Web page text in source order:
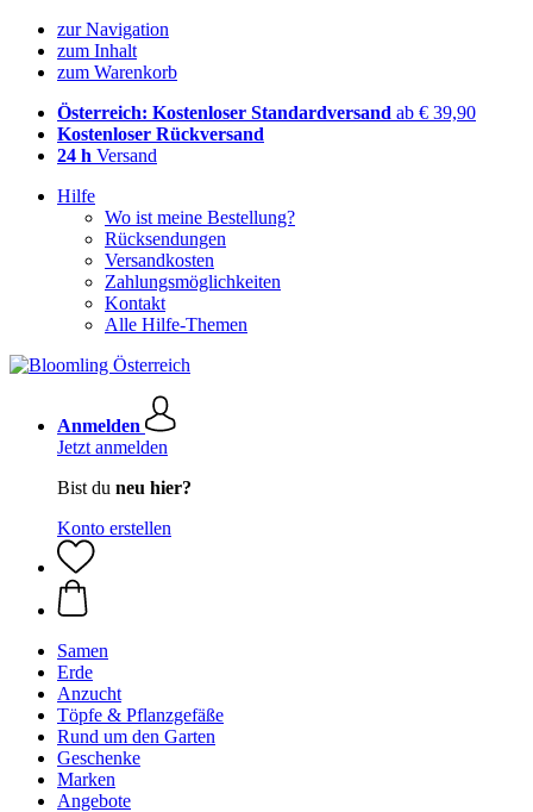
zur Navigation
zum Inhalt
zum Warenkorb
Österreich: Kostenloser Standardversand ab € 39,90
Kostenloser Rückversand
24 h Versand
Hilfe
Wo ist meine Bestellung?
Rücksendungen
Versandkosten
Zahlungsmöglichkeiten
Kontakt
Alle Hilfe-Themen
Anmelden
Jetzt anmelden
Bist du neu hier?
Konto erstellen
Samen
Erde
Anzucht
Töpfe & Pflanzgefäße
Rund um den Garten
Geschenke
Marken
Angebote